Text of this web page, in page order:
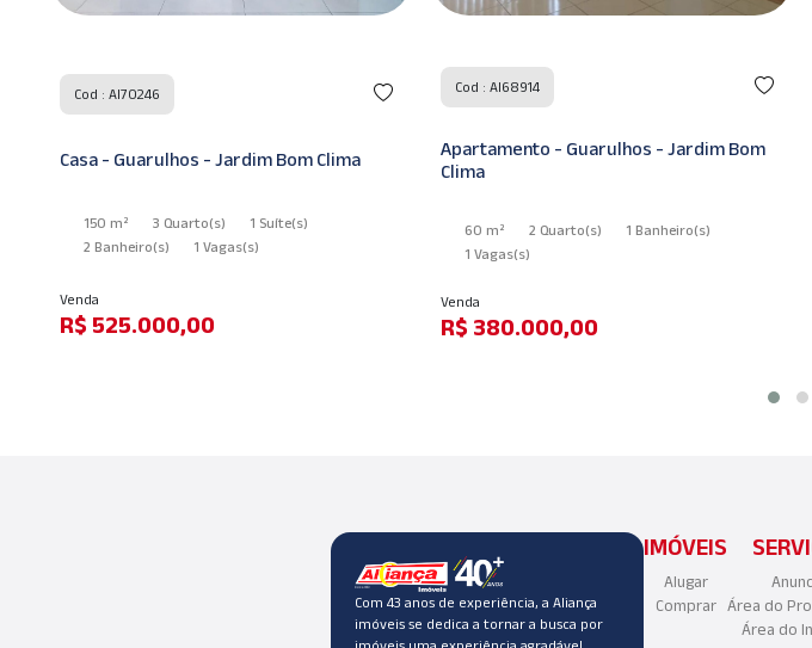
Cod : AI70246
Casa - Guarulhos - Jardim Bom Clima
150 m² 3 Quarto(s) 1 Suíte(s)
2 Banheiro(s) 1 Vagas(s)
Venda
R$ 525.000,00
Cod : AI68914
Apartamento - Guarulhos - Jardim Bom
Clima
60 m² 2 Quarto(s) 1 Banheiro(s)
1 Vagas(s)
Venda
R$ 380.000,00
Com 43 anos de experiência, a Aliança
imóveis se dedica a tornar a busca por
IMÓVEIS
Alugar
Comprar
Área do
Área do